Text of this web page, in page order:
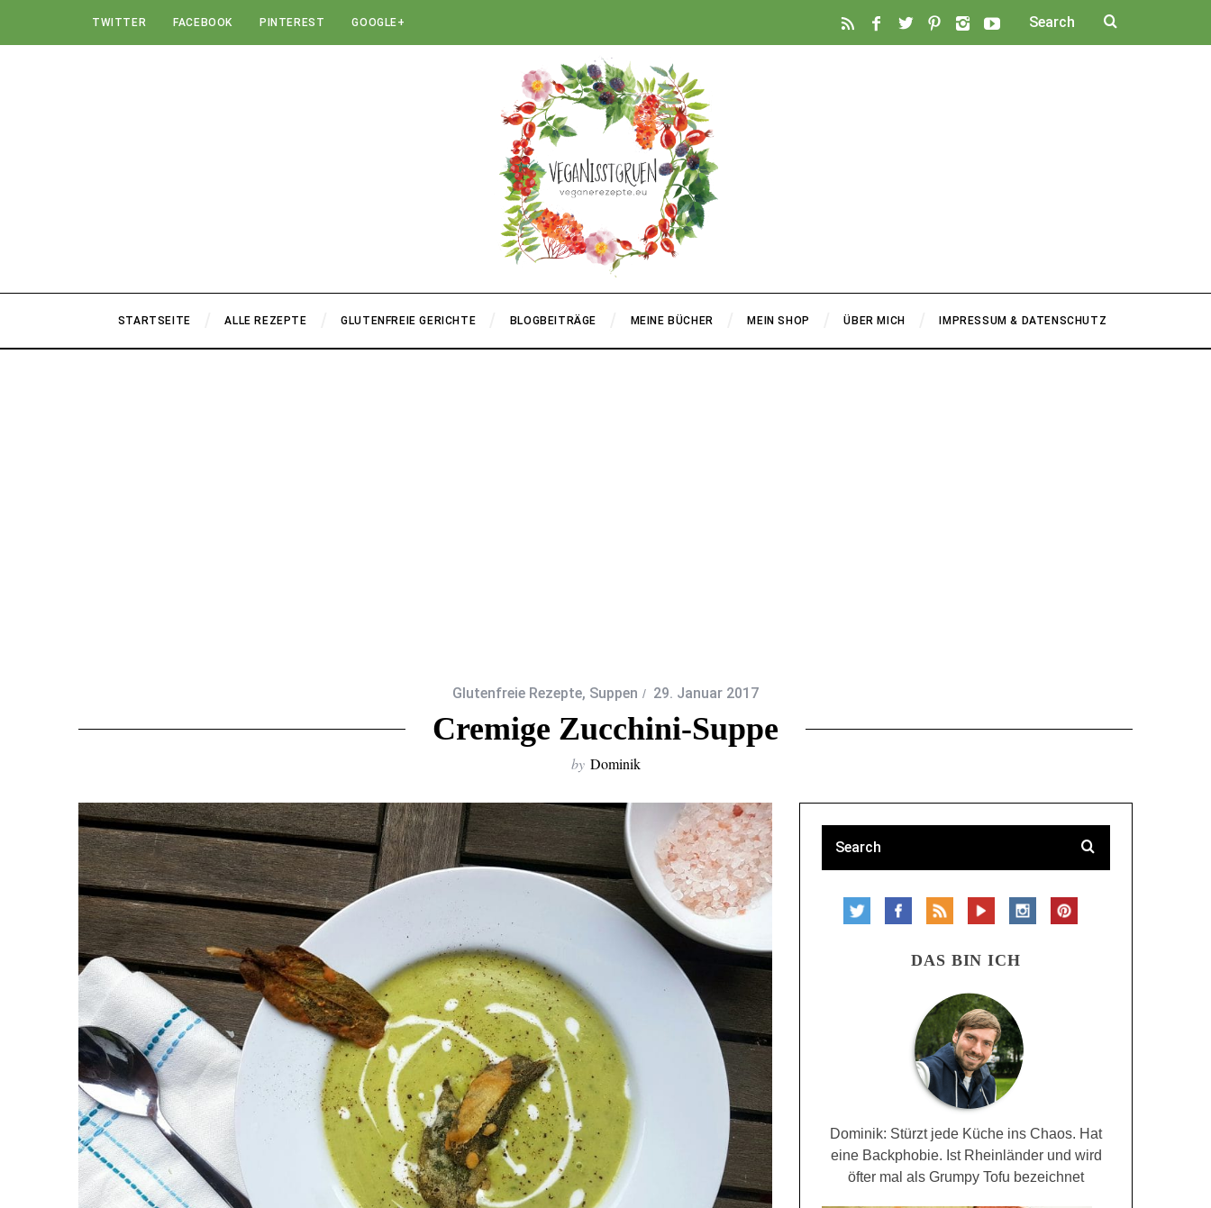
TWITTER FACEBOOK PINTEREST GOOGLE+
STARTSEITE ALLE REZEPTE GLUTENFREIE GERICHTE BLOGBEITRÄGE MEINE BÜCHER MEIN SHOP ÜBER MICH IMPRESSUM & DATENSCHUTZ
Glutenfreie Rezepte, Suppen 29. Januar 2017
Cremige Zucchini-Suppe
by Dominik
DAS BIN ICH
Dominik: Stürzt jede Küche ins Chaos. Hat
eine Backphobie. Ist Rheinländer und wird
öfter mal als Grumpy Tofu bezeichnet